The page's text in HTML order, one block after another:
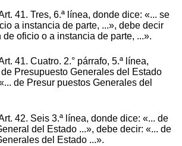
41. Tres, 6.ª línea, donde dice: «... se
a instancia de parte, ...», debe decir
de oficio o a instancia de parte, ...».
41. Cuatro. 2.° párrafo, 5.ª línea,
Presupuesto Generales del Estado
de Presur puestos Generales del
42. Seis 3.ª línea, donde dice: «... de
del Estado ...», debe decir: «... de
del Estado ...».